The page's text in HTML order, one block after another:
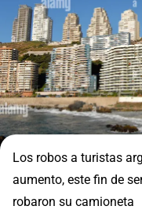
Los robos a turistas
aumento, este fin de
robaron su camioneta